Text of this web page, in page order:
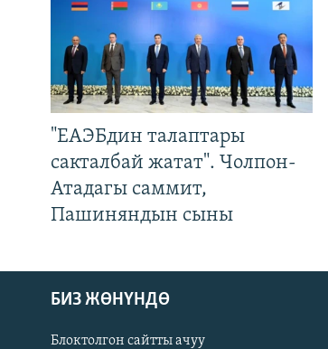
"ЕАЭБдин талаптары
сакталбай жатат". Чолпон-
Атадагы саммит,
Пашиняндын сыны
БИЗ ЖӨНҮНДӨ
Блоктолгон сайтты ачуу